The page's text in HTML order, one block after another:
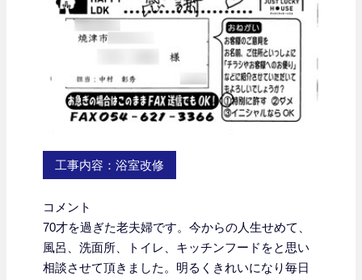
工事内容： 浴室改修
コメント
70才を過ぎた老夫婦です。今からの人生せめて、
風呂、洗面所、トイレ、キッチンフードをと思い
相談させて頂きました。明るくきれいになり毎日